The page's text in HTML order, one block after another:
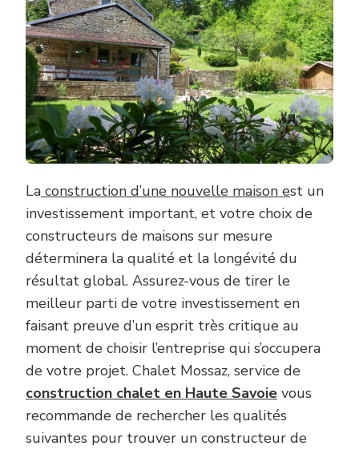
La construction d’une nouvelle maison est un
investissement important, et votre choix de
constructeurs de maisons sur mesure
déterminera la qualité et la longévité du
résultat global. Assurez-vous de tirer le
meilleur parti de votre investissement en
faisant preuve d’un esprit très critique au
moment de choisir l’entreprise qui s’occupera
de votre projet. Chalet Mossaz, service de
construction chalet en Haute Savoie vous
recommande de rechercher les qualités
suivantes pour trouver un constructeur de